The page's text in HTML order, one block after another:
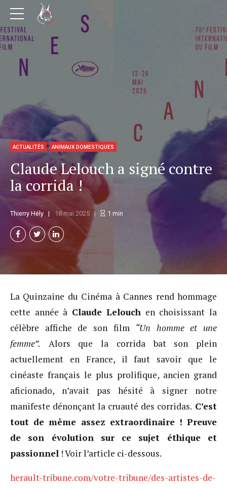
ACTUALITÉS ANIMAUX DOMESTIQUES
Claude Lelouch a signé contre
la corrida !
Thierry Hély 18 mai 2025 1 min
La Quinzaine du Cinéma à Cannes rend hommage
cette année à Claude Lelouch en choisissant la
célèbre affiche de son film “Un homme et une
femme”. Alors que la corrida bat son plein
actuellement en France, il faut savoir que le
cinéaste français le plus prolifique, ancien grand
aficionado, n’avait pas hésité à signer notre
manifeste dénonçant la cruauté des corridas. C’est
tout de même assez extraordinaire ! Preuve
de son évolution sur ce sujet éthique et
passionnel ! Voir l’article ci-dessous.
herault-tribune.com/votre-tribune/des-artistes-de-